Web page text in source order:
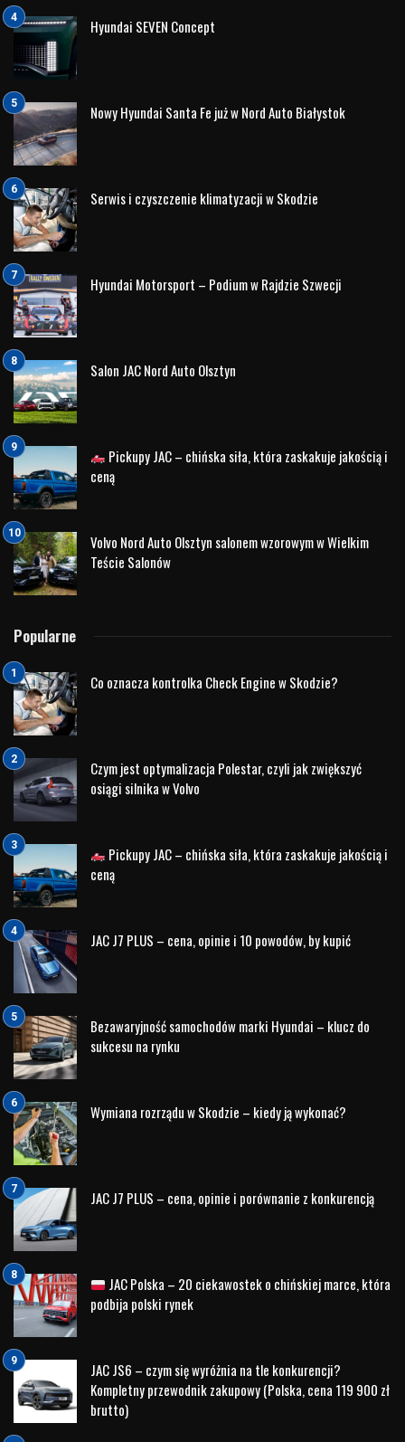
Ed Stafford to brytyjski podróżnik, były oficer armii oraz
autor bestsellerowych książek podróżniczych. Światową
sławę zdobył jako pierwszy człowiek, który przeszedł
pieszo całą długość Amazonki – wyprawę liczącą ponad
860 dni.
Jego niezwykłe dokonania sprawiły, że stał się jedną z
najbardziej rozpoznawalnych twarzy kanału Discovery.
Przez lata prowadził popularne programy dokumentalne i
możliwości są znacznie dalej, niż większości z nas się
wydaje.
Widzowie mogą kojarzyć go z takich produkcji jak:
Naked and Marooned
Left For Dead
First Man Out
Marooned with Ed Stafford
doświadczeniu Stafford zdobył uznanie milionów widzów
na całym świecie.
„Ed Stafford’s Rite of Passage” – nowa
seria Discovery
W 2026 roku Discovery zaprezentowało nowy,
sześcioodcinkowy serial dokumentalny „Ed Stafford’s Rite
of Passage”. W programie podróżnik odwiedza odległe
zakątki świata, uczestnicząc w tradycyjnych rytuałach
przejścia praktykowanych przez społeczności plemienne w
Afryce, Azji i Ameryce Łacińskiej. Celem programu jest
pokazanie, jak różne kultury przygotowują młodych ludzi do
dorosłości oraz jakie wartości są fundamentem lokalnych
społeczności.
Produkcja wyróżnia się nie tylko spektakularnymi
krajobrazami i wymagającymi wyzwaniami fizycznymi, ale
również głębokim spojrzeniem na współczesne znaczenie
odwagi, odpowiedzialności i charakteru. Program
emitowany jest przez Discovery Channel oraz platformy
streamingowe należące do Warner Bros. Discovery.
JAC Motors partnerem wielkiej przygody
Wraz z premierą serialu marka JAC Motors rozpoczęła
współpracę promocyjną z Discovery i Edem Staffordem.
Kampania podkreśla wartości wspólne dla obu stron –
niezawodność, gotowość do działania w trudnych
warunkach oraz ducha odkrywania świata. Materiały
promocyjne pokazują pojazdy JAC w wymagających